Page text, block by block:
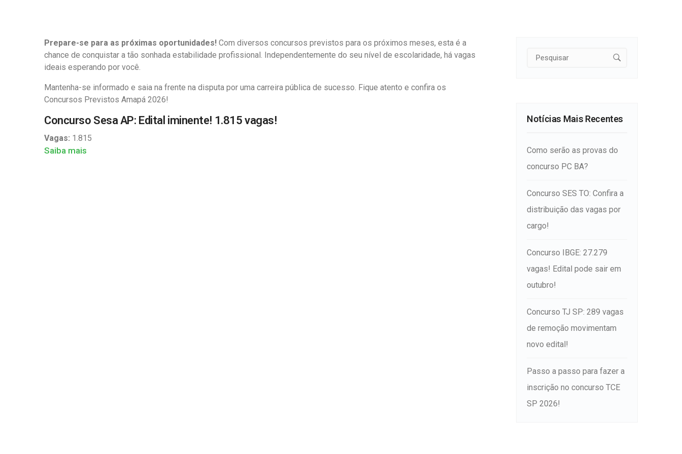
Prepare-se para as próximas oportunidades! Com diversos concursos previstos para os próximos meses, esta é a
chance de conquistar a tão sonhada estabilidade profissional. Independentemente do seu nível de escolaridade, há vagas
ideais esperando por você.
Mantenha-se informado e saia na frente na disputa por uma carreira pública de sucesso. Fique atento e confira os
Concursos Previstos Amapá 2026!
Concurso Sesa AP: Edital iminente! 1.815 vagas!
Vagas: 1.815
Saiba mais
Notícias Mais Recentes
Como serão as provas do
concurso PC BA?
Concurso SES TO: Confira a
distribuição das vagas por
cargo!
Concurso IBGE: 27.279
vagas! Edital pode sair em
outubro!
Concurso TJ SP: 289 vagas
de remoção movimentam
novo edital!
Passo a passo para fazer a
inscrição no concurso TCE
SP 2026!